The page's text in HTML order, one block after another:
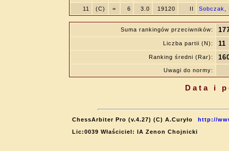
11
(C) = 6 3.0 19120 II Sobczak,
Suma rankingów przeciwników:
Liczba partii (N): 11
Ranking średni (Rar):
Uwagi do normy:
Data i
ChessArbiter Pro (v.4.27) (C) A.Curyło
http://
Lic:0039 Właściciel: IA Zenon Chojnicki